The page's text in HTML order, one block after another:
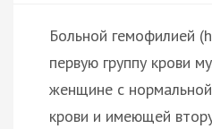
Больной гемофилией
первую группу крови
женщине с
крови и имеющей